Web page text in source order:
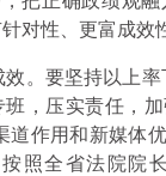
对性、更富成效
。要坚持以上
，压实责任，
作用和新媒体
照全省法院院